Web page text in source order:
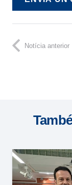
Notícia anterior